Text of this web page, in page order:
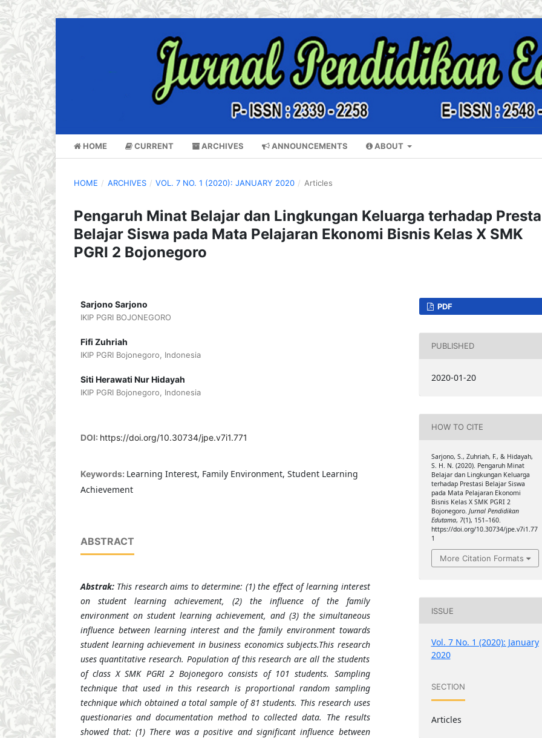
HOME CURRENT ARCHIVES ANNOUNCEMENTS ABOUT
HOME / ARCHIVES / VOL. 7 NO. 1 (2020): JANUARY 2020 / Articles
Pengaruh Minat Belajar dan Lingkungan Keluarga terhadap
Belajar Siswa pada Mata Pelajaran Ekonomi Bisnis Kelas X SMK
PGRI 2 Bojonegoro
Sarjono Sarjono
IKIP PGRI BOJONEGORO
Fifi Zuhriah
IKIP PGRI Bojonegoro, Indonesia
Siti Herawati Nur Hidayah
IKIP PGRI Bojonegoro, Indonesia
DOI: https://doi.org/10.30734/jpe.v7i1.771
Keywords: Learning Interest, Family Environment, Student Learning
Achievement
ABSTRACT
Abstrak:This researchaims to determine: (1) the effect of learning interest
on student learning achievement, (2) the influence of the family
environment on student learning achievement, and (3) the simultaneous
influence between learning interest and the family environment towards
student learning achievement in business economics subjects.This research
uses quantitative research. Population af this researchare all the students
of class X SMK PGRI 2 Bojonegoro consists of 101 students. Sampling
technique that used in this research isproportional random sampling
technique which obtained a total sample of 81 students. This research uses
questionaries and documentation method to collected data. The results
showed that: (1) There was a positive and significant influence between
PDF
PUBLISHED
2020-01-20
HOW TO CITE
Sarjono, S., Zuhriah, F., & Hidayah,
S. H. N. (2020). Pengaruh Minat
Belajar dan Lingkungan Keluarga
terhadap Prestasi Belajar Siswa
pada Mata Pelajaran Ekonomi
Bisnis Kelas X SMK PGRI 2
Bojonegoro. Jurnal Pendidikan
Edutama, 7(1), 151–160.
https://doi.org/10.30734/jpe.v7i1.77
1
More Citation Formats
ISSUE
Vol. 7 No. 1 (2020): January
2020
SECTION
Articles